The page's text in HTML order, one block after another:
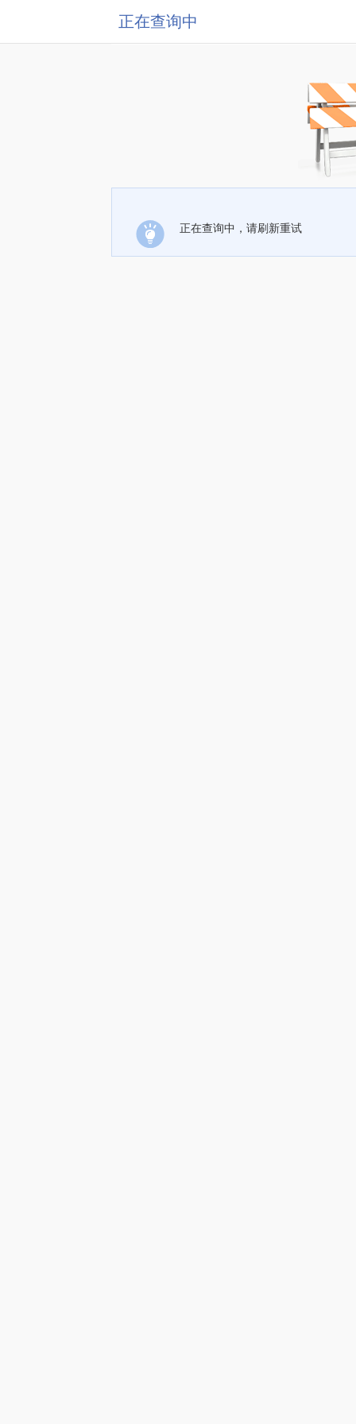
正在查询中
正在查询中，请刷新重试